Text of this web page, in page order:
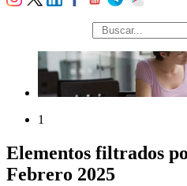
búsqueda
1
Elementos filtrados
Febrero 2025